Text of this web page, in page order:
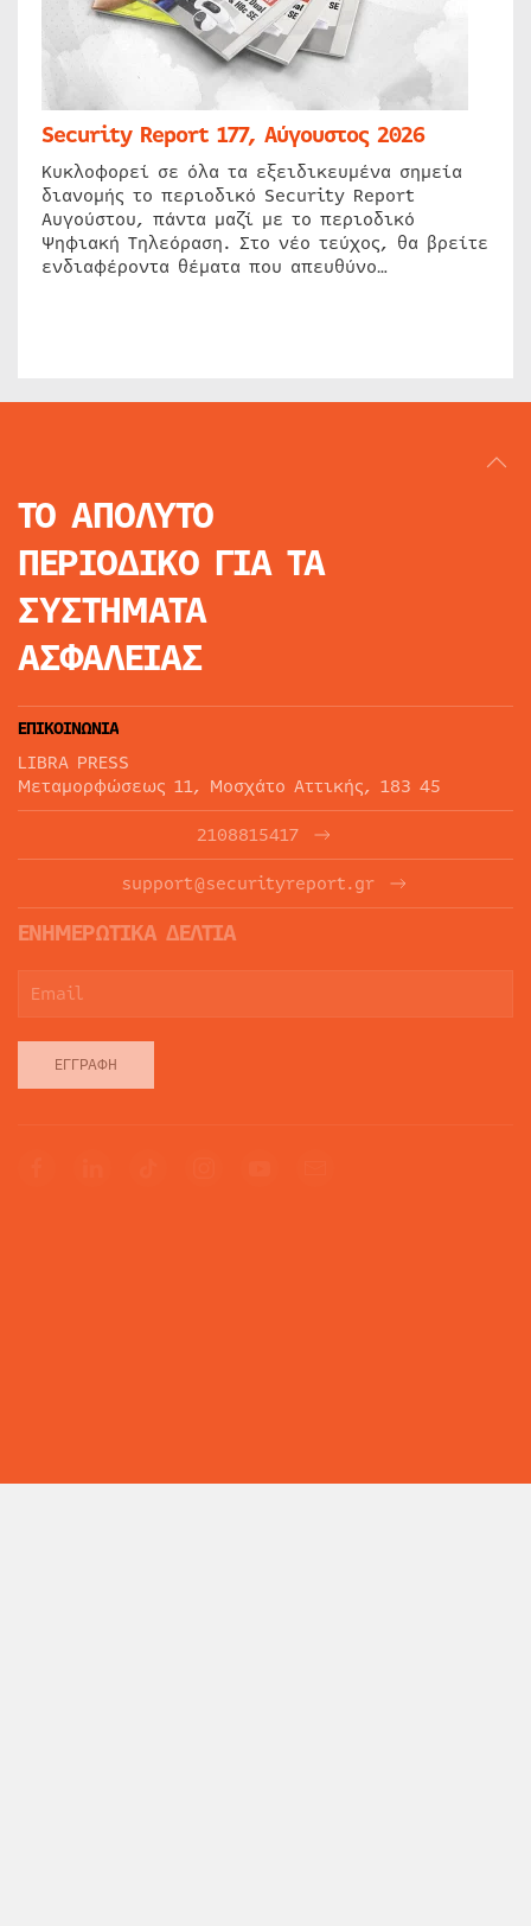
Security Report 177, Αύγουστος 2026
Κυκλοφορεί σε όλα τα εξειδικευμένα σημεία
διανομής το περιοδικό Security Report
Αυγούστου, πάντα μαζί με το περιοδικό
Ψηφιακή Τηλεόραση. Στο νέο τεύχος, θα βρείτε
ενδιαφέροντα θέματα που απευθύνο…
ΤΟ ΑΠΟΛΥΤΟ
ΠΕΡΙΟΔΙΚΟ ΓΙΑ ΤΑ
ΣΥΣΤΗΜΑΤΑ
ΑΣΦΑΛΕΙΑΣ
ΕΠΙΚΟΙΝΩΝΙΑ
LIBRA PRESS
Μεταμορφώσεως 11, Μοσχάτο Αττικής, 183 45
2108815417
support@securityreport.gr
ΕΝΗΜΕΡΩΤΙΚΑ ΔΕΛΤΙΑ
ΕΓΓΡΑΦΉ